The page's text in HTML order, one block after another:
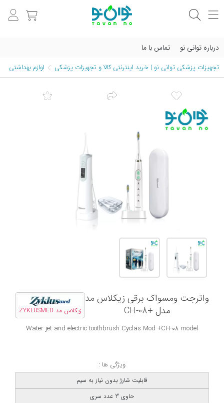
درباره توانی نو تماس با ما
تجهیزات پزشکی توانی نو | خرید اینترنتی کالا و تجهیزات پزشکی لوازم بهداشتی
زیکلاس مد ZYKLUSMED
واترجت ومسواک برقی زیکلاس مد
مدل +CH-08
Water jet and electric toothbrush Cyclas Mod +CH-08 model
ویژگی ها :
قابلیت شارژ بدون نیاز به سیم
حاوی 3 عدد سری